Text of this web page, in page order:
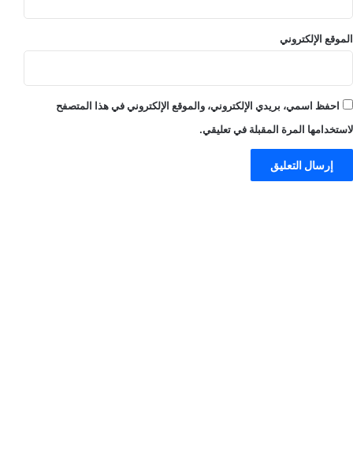
الموقع الإلكتروني
احفظ اسمي، بريدي الإلكتروني، والموقع الإلكتروني في هذا المتصفح
لاستخدامها المرة المقبلة في تعليقي.